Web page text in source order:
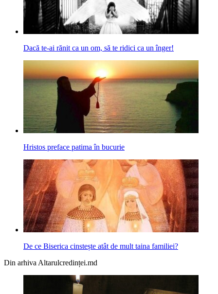
Dacă te-ai rănit ca un om, să te ridici ca un înger!
Hristos preface patima în bucurie
De ce Biserica cinstește atât de mult taina familiei?
Din arhiva Altarulcredinței.md